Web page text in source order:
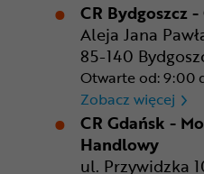
CR Bydgoszcz
Aleja Jana
85-140
Otwarte od: 9:00
Zobacz więcej
CR Gdańsk -
Handlowy
ul. Przywidzka